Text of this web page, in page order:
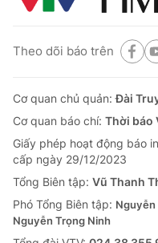
Theo dõi báo trên
Cơ quan chủ quản:Đài
Cơ quan báo chí: Thời báo
Giấy phép hoạt động báo
cấp ngày 29/12/2023
Tổng Biên tập: Vũ Thanh
Phó Tổng Biên tập: Nguyễn
Nguyễn Trọng Ninh